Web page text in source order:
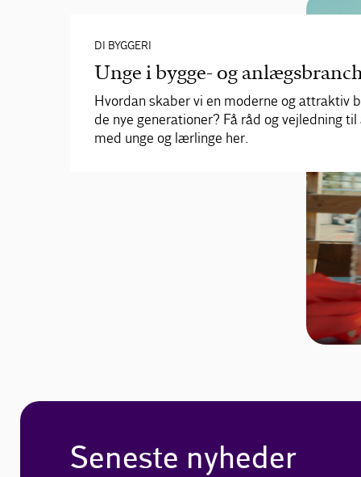
DI BYGGERI
Unge i bygge- og
Hvordan skaber vi en moderne og attraktiv
de nye generationer? Få råd og vejledning
med unge og lærlinge her.
Seneste nyheder